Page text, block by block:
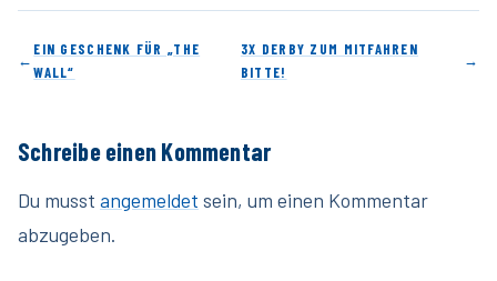
←
EIN GESCHENK FÜR „THE
WALL“
3X DERBY ZUM MITFAHREN
BITTE!
→
Schreibe einen Kommentar
Du musst angemeldet sein, um einen Kommentar
abzugeben.